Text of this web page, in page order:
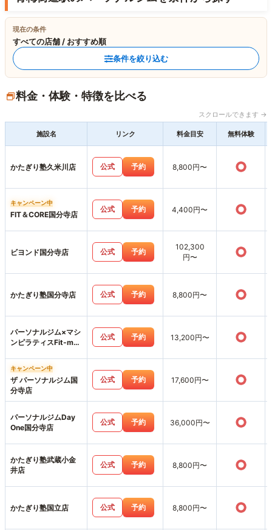
現在の条件
すべての店舗 / おすすめ順
条件を絞り込む
料金・体験・特徴を比べる
スクロールできます →
施設名 リンク 料金目安 無料体験
かたぎり塾久米川店 公式 予約 8,800円〜 ○
キャンペーン中
FIT＆CORE国分寺店
公式 予約 4,400円〜 ○
ビヨンド国分寺店 公式 予約
102,300
円〜
○
かたぎり塾国分寺店 公式 予約 8,800円〜 ○
パーソナルジム×マシ
ンピラティスFit-me
公式 予約 13,200円〜 ○
キャンペーン中
ザ パーソナルジム国
分寺店
公式 予約 17,600円〜 ○
パーソナルジムDay
One国分寺店
公式 予約 36,000円〜 ○
かたぎり塾武蔵小金
井店
公式 予約 8,800円〜 ○
かたぎり塾国立店 公式 予約 8,800円〜 ○